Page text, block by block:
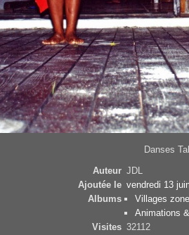
Danses
Auteur JDL
Ajoutée le vendredi 13
Albums
Villages
Animations
Visites 32112